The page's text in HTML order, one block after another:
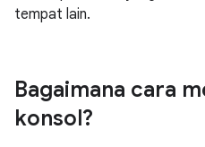
tempat lain.
Bagaimana cara
konsol?